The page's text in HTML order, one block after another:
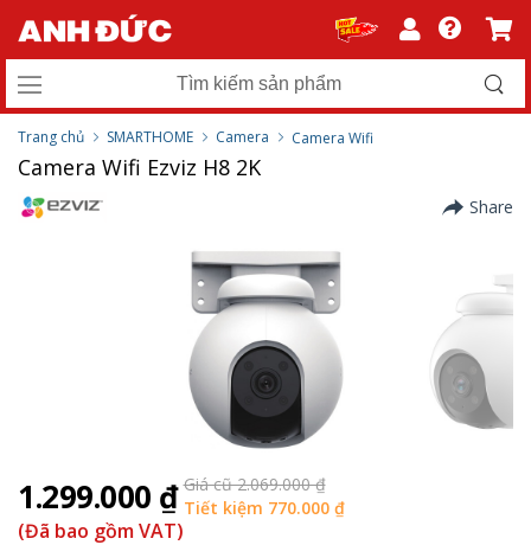
Trang chủ SMARTHOME Camera Camera Wifi
Camera Wifi Ezviz H8 2K
Share
1.299.000 ₫ Giá cũ 2.069.000 ₫
Tiết kiệm 770.000 ₫
(Đã bao gồm VAT)